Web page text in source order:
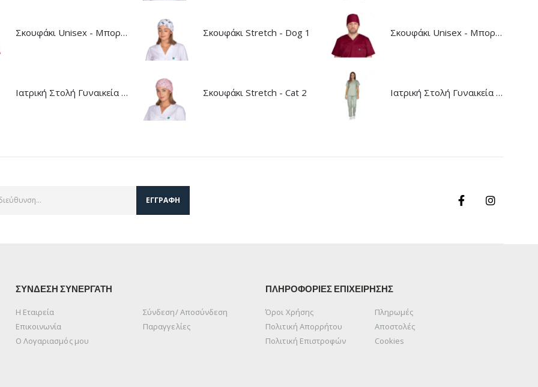
Σκουφάκι Unisex - Μπορντό
Ιατρική Στολή Γυναικεία - Λαδί
Σκουφάκι Stretch - Dog 1
Σκουφάκι Stretch - Cat 2
Σκουφάκι Unisex - Μπορντό
Ιατρική Στολή Γυναικεία - Λαδί
ΣΥΝΔΕΣΗ ΣΥΝΕΡΓΑΤΗ
Η Εταιρεία
Επικοινωνία
Ο Λογαριασμός μου
Σύνδεση/ Αποσύνδεση
Παραγγελίες
ΠΛΗΡΟΦΟΡΙΕΣ ΕΠΙΧΕΙΡΗΣΗΣ
Όροι Χρήσης
Πολιτική Απορρήτου
Πολιτική Επιστροφών
Πληρωμές
Αποστολές
Cookies